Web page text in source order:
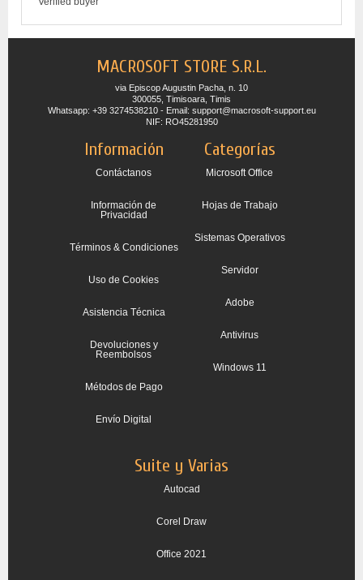
MACROSOFT STORE S.R.L.
via Episcop Augustin Pacha, n. 10
300055, Timisoara, Timis
Whatsapp: +39 3274538210 - Email: support@macrosoft-support.eu
NIF: RO45281950
Información
Contáctanos
Información de
Privacidad
Términos & Condiciones
Uso de Cookies
Asistencia Técnica
Devoluciones y
Reembolsos
Métodos de Pago
Envío Digital
Categorías
Microsoft Office
Hojas de Trabajo
Sistemas Operativos
Servidor
Adobe
Antivirus
Windows 11
Suite y Varias
Autocad
Corel Draw
Office 2021